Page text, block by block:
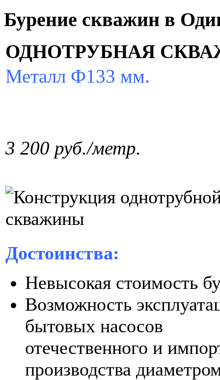
Бурение скважин в
ОДНОТРУБНАЯ
Металл Ф133 мм.
3 200 руб./метр.
Достоинства:
Невысокая стоимость
Возможность
бытовых насосов
отечественного и
производства